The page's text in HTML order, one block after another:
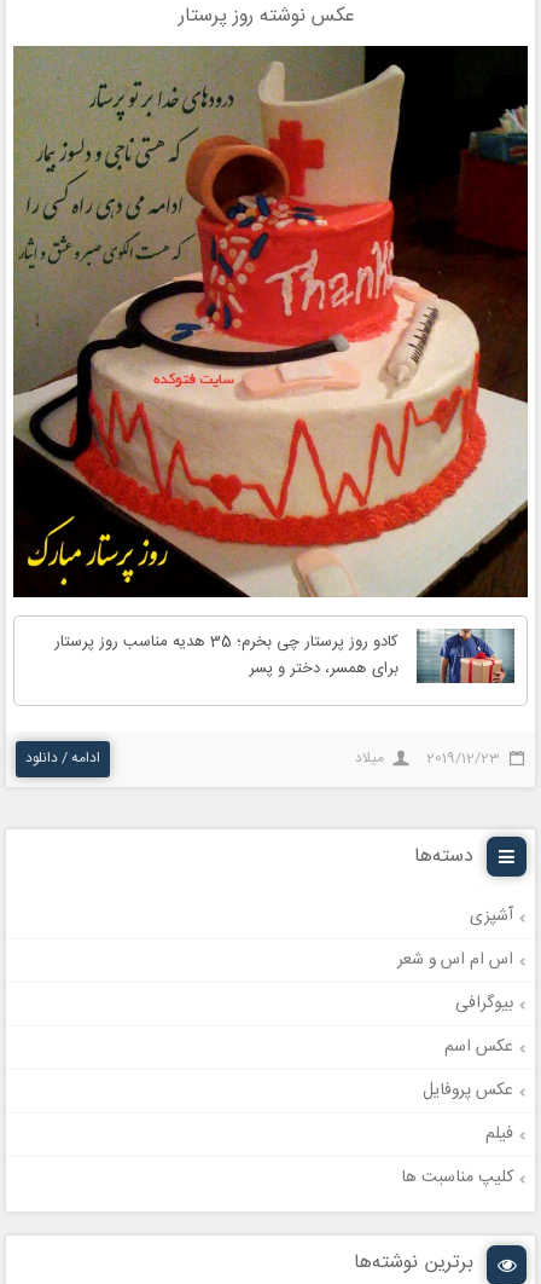
عکس نوشته روز پرستار
کادو روز پرستار چی بخرم؛ 35 هدیه مناسب روز پرستار
برای همسر، دختر و پسر
2019/12/23 میلاد ادامه / دانلود
دسته‌ها
آشپزی
اس ام اس و شعر
بیوگرافی
عکس اسم
عکس پروفایل
فیلم
کلیپ مناسبت ها
برترین نوشته‌ها